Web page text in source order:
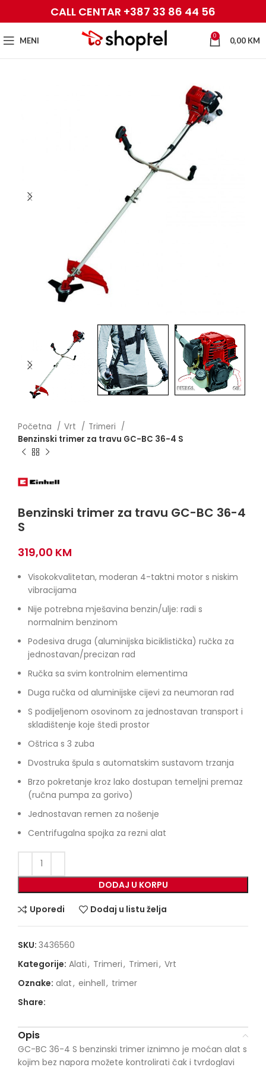
CALL CENTAR +387 33 86 44 56
MENI 0 0,00 KM
Početna Vrt
Trimeri
Benzinski trimer za travu GC-BC 36-4 S
Benzinski trimer za travu GC-BC 36-4
S
319,00 KM
Visokokvalitetan, moderan 4-taktni motor s niskim
vibracijama
Nije potrebna mješavina benzin/ulje: ​​radi s
normalnim benzinom
Podesiva druga (aluminijska biciklistička) ručka za
jednostavan/precizan rad
Ručka sa svim kontrolnim elementima
Duga ručka od aluminijske cijevi za neumoran rad
S podijeljenom osovinom za jednostavan transport i
skladištenje koje štedi prostor
Oštrica s 3 zuba
Dvostruka špula s automatskim sustavom trzanja
Brzo pokretanje kroz lako dostupan temeljni premaz
(ručna pumpa za gorivo)
Jednostavan remen za nošenje
Centrifugalna spojka za rezni alat
DODAJ U KORPU
Uporedi Dodaj u listu želja
SKU: 3436560
Kategorije: Alati, Trimeri, Trimeri, Vrt
Oznake: alat, einhell, trimer
Share:
Opis
GC-BC 36-4 S benzinski trimer iznimno je moćan alat s
kojim bez napora možete kontrolirati čak i tvrdoglavi